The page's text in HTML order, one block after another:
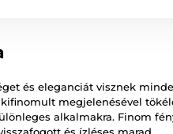
és eleganciát visznek
megjelenésével
alkalmakra. Finom
és ízléses marad.